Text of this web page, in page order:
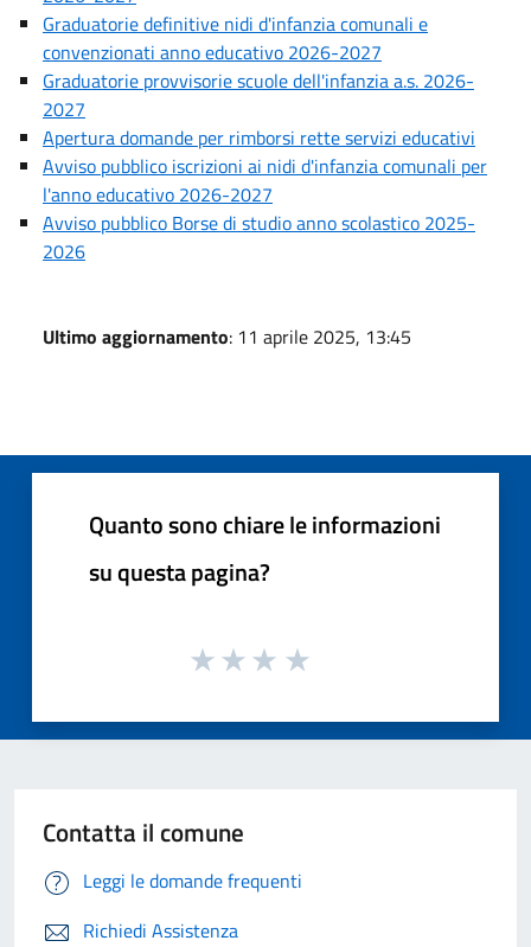
Graduatorie definitive nidi d'infanzia comunali e
convenzionati anno educativo 2026-2027
Graduatorie provvisorie scuole dell'infanzia a.s. 2026-
2027
Apertura domande per rimborsi rette servizi educativi
Avviso pubblico iscrizioni ai nidi d'infanzia comunali per
l'anno educativo 2026-2027
Avviso pubblico Borse di studio anno scolastico 2025-
2026
Ultimo aggiornamento: 11 aprile 2025, 13:45
Quanto sono chiare le informazioni
su questa pagina?
Contatta il comune
Leggi le domande frequenti
Richiedi Assistenza